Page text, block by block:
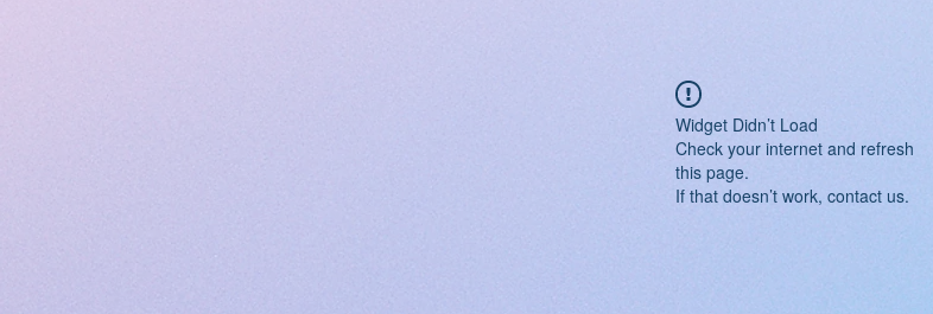
Widget Didn’t Load
Check your internet and refresh
this page.
If that doesn’t work, contact us.